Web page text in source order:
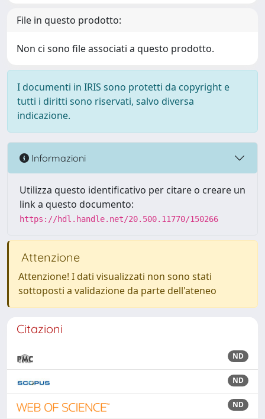
File in questo prodotto:
Non ci sono file associati a questo prodotto.
I documenti in IRIS sono protetti da copyright e
tutti i diritti sono riservati, salvo diversa
indicazione.
Informazioni
Utilizza questo identificativo per citare o creare un
link a questo documento:
https://hdl.handle.net/20.500.11770/150266
Attenzione
Attenzione! I dati visualizzati non sono stati
sottoposti a validazione da parte dell'ateneo
Citazioni
ND
ND
ND